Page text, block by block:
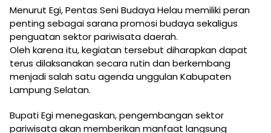
Menurut Egi, Pentas Seni Budaya Helau memiliki peran
penting sebagai sarana promosi budaya sekaligus
penguatan sektor pariwisata daerah.
Oleh karena itu, kegiatan tersebut diharapkan dapat
terus dilaksanakan secara rutin dan berkembang
menjadi salah satu agenda unggulan Kabupaten
Lampung Selatan.
Bupati Egi menegaskan, pengembangan sektor
pariwisata akan memberikan manfaat langsung